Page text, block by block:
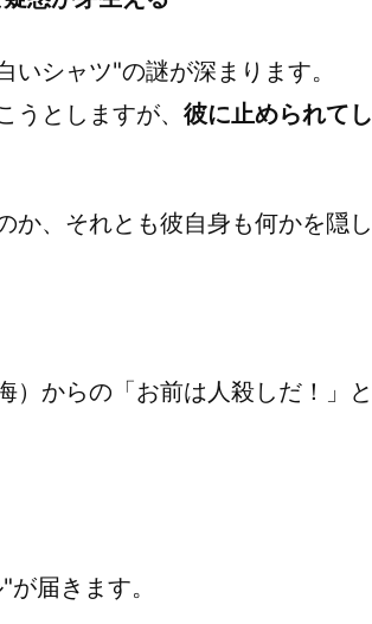
シャツ"の謎が深まります。
としますが、 彼に止められてし
か、それとも彼自身も何かを隠し
）からの「お前は人殺しだ！」と
届きます。